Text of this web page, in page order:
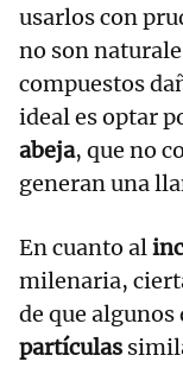
usarlos con
no son
compuestos
ideal es optar
abeja, que no
generan una
En cuanto al
milenaria,
de que
partículas